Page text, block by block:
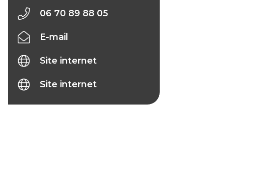
06 70 89 88 05
E-mail
Site internet
Site internet